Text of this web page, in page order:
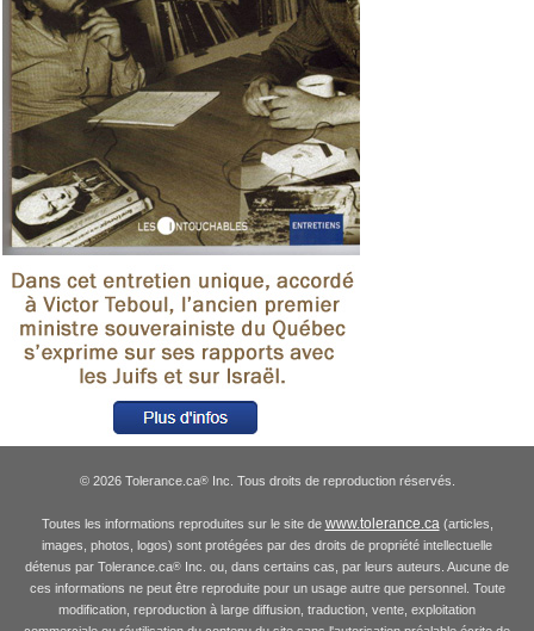
© 2026 Tolerance.ca®Inc. Tous droits de reproduction réservés.
Toutes les informations reproduites sur le site de www.tolerance.ca (articles,
images, photos, logos) sont protégées par des droits de propriété intellectuelle
détenus par Tolerance.ca® Inc. ou, dans certains cas, par leurs auteurs. Aucune de
ces informations ne peut être reproduite pour un usage autre que personnel. Toute
modification, reproduction à large diffusion, traduction, vente, exploitation